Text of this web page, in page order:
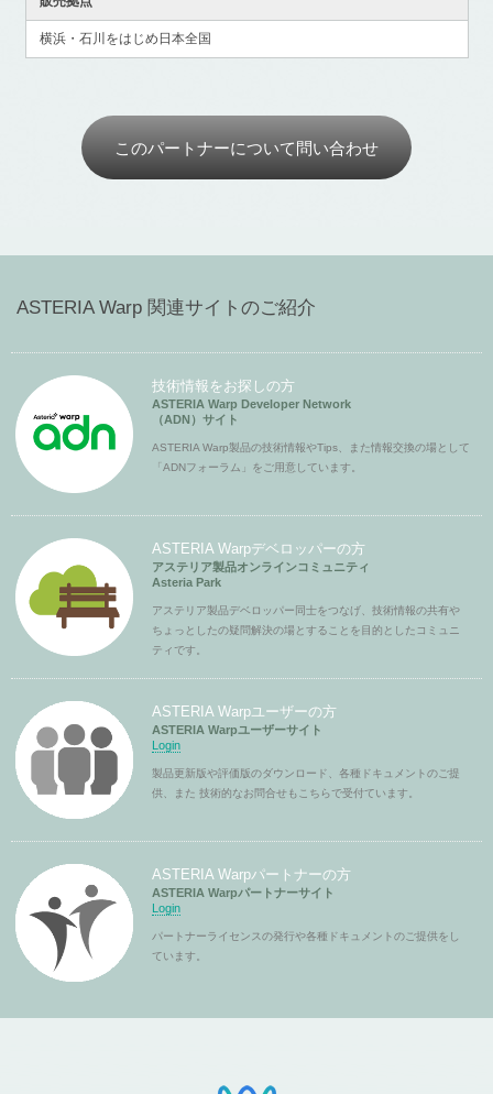
横浜・石川をはじめ日本全国
このパートナーについて問い合わせ
ASTERIA Warp 関連サイトのご紹介
技術情報をお探しの方
ASTERIA Warp Developer Network
（ADN）サイト
ASTERIA Warp製品の技術情報やTips、また情報交換の場として
「ADNフォーラム」をご用意しています。
ASTERIA Warpデベロッパーの方
アステリア製品オンラインコミュニティ
Asteria Park
アステリア製品デベロッパー同士をつなげ、技術情報の共有や
ちょっとしたの疑問解決の場とすることを目的としたコミュニ
ティです。
ASTERIA Warpユーザーの方
ASTERIA Warpユーザーサイト
Login
製品更新版や評価版のダウンロード、各種ドキュメントのご提
供、また 技術的なお問合せもこちらで受付ています。
ASTERIA Warpパートナーの方
ASTERIA Warpパートナーサイト
Login
パートナーライセンスの発行や各種ドキュメントのご提供をし
ています。